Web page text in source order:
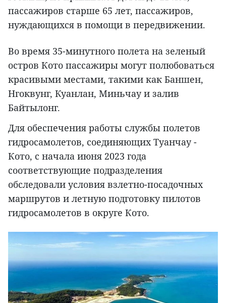
пассажиров старше 65 лет, пассажиров,
нуждающихся в помощи в передвижении.
Во время 35-минутного полета на зеленый
остров Кото пассажиры могут полюбоваться
красивыми местами, такими как Баншен,
Нгоквунг, Куанлан, Миньчау и залив
Байтылонг.
Для обеспечения работы службы полетов
гидросамолетов, соединяющих Туанчау -
Кото, с начала июня 2023 года
соответствующие подразделения
обследовали условия взлетно-посадочных
маршрутов и летную подготовку пилотов
гидросамолетов в округе Кото.